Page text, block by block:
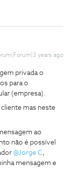
years ago
privada o
para o
(empresa).
mas neste
ao
não é possível
@Jorge C,
mensagem e